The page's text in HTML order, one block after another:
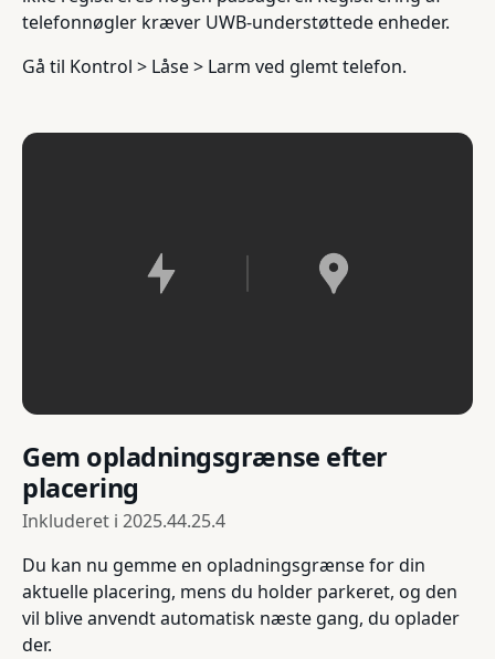
telefonnøgler kræver UWB-understøttede enheder.
Gå til Kontrol > Låse > Larm ved glemt telefon.
Gem opladningsgrænse efter
placering
Inkluderet i 2025.44.25.4
Du kan nu gemme en opladningsgrænse for din
aktuelle placering, mens du holder parkeret, og den
vil blive anvendt automatisk næste gang, du oplader
der.